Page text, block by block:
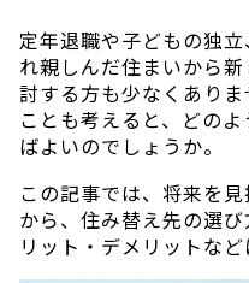
定年退職や子どもの独
れ親しんだ住まいから
討する方も少なくあり
ことも考えると、どの
ばよいのでしょうか。
この記事では、将来を
から、住み替え先の選
リット・デメリットなど